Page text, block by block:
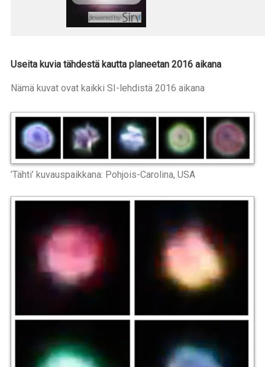
Useita kuvia tähdestä kautta planeetan 2016 aikana
Nämä kuvat ovat kaikki SI-lehdistä 2016 aikana
’Tähti’ kuvauspaikkana: Pohjois-Carolina, USA